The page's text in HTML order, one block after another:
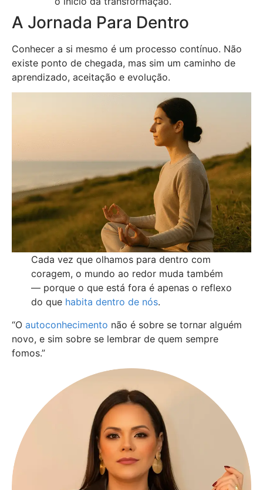
A Jornada Para Dentro
Conhecer a si mesmo é um processo contínuo. Não
existe ponto de chegada, mas sim um caminho de
aprendizado, aceitação e evolução.
Cada vez que olhamos para dentro com
coragem, o mundo ao redor muda também
— porque o que está fora é apenas o reflexo
do que habita dentro de nós.
“O autoconhecimento não é sobre se tornar alguém
novo, e sim sobre se lembrar de quem sempre
fomos.”